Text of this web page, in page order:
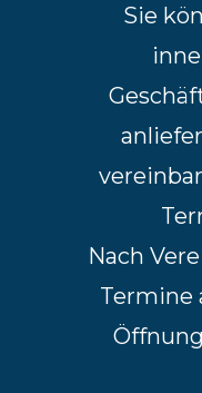
Sie
Nach
Termine